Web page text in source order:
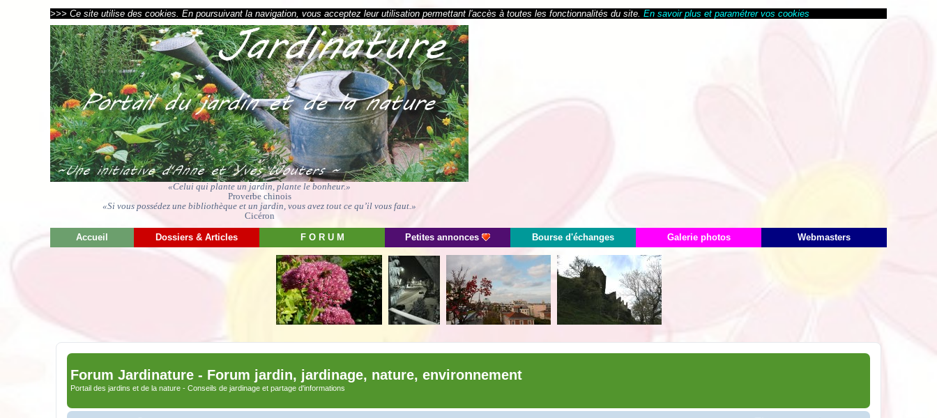
>>> Ce site utilise des cookies. En poursuivant la navigation, vous acceptez leur utilisation permettant l'accès à toutes les fonctionnalités du site. En savoir plus et paramétrer vos cookies
«Celui qui plante un jardin, plante le bonheur.»
Proverbe chinois
«Si vous possédez une bibliothèque et un jardin, vous avez tout ce qu’il vous faut.»
Cicéron
Accueil Dossiers & Articles F O R U M Petites annonces Bourse d'échanges Galerie photos Webmasters
Forum Jardinature - Forum jardin, jardinage, nature, environnement
Portail des jardins et de la nature - Conseils de jardinage et partage d'informations